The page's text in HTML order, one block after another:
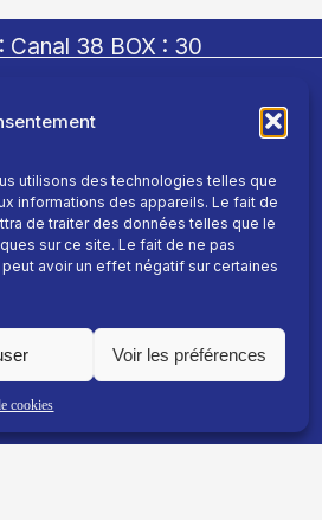
utilisons des technologies telles que
informations des appareils. Le fait de
de traiter des données telles que le
sur ce site. Le fait de ne pas
avoir un effet négatif sur certaines
Voir les préférences
cookies
Canal 38 BOX : 30
TG+
Fil info
Replay
Programme TV
La chaine